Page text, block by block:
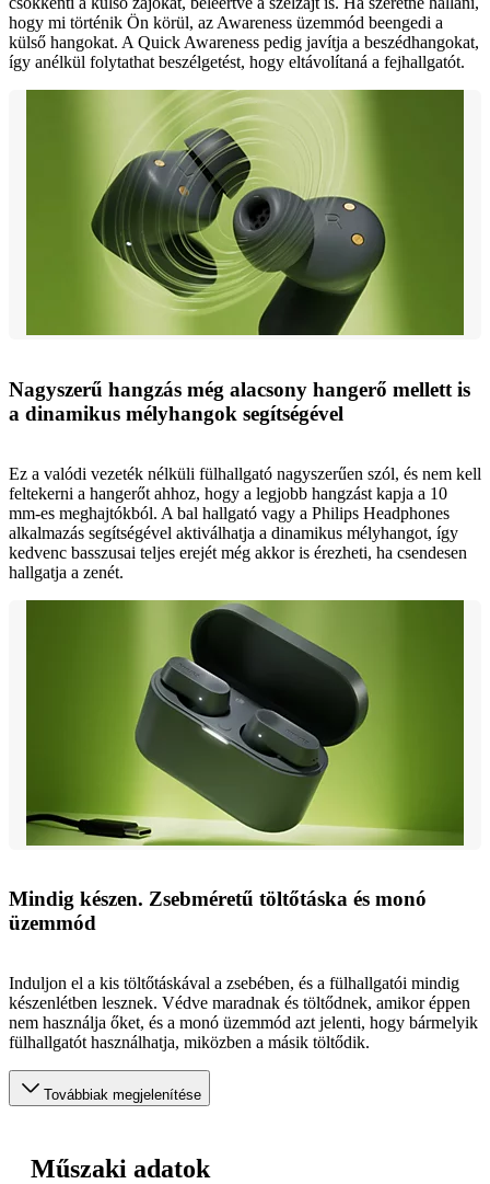
hogy mi történik Ön körül, az Awareness üzemmód beengedi a
külső hangokat. A Quick Awareness pedig javítja a beszédhangokat,
így anélkül folytathat beszélgetést, hogy eltávolítaná a fejhallgatót.
Nagyszerű hangzás még alacsony hangerő mellett is
a dinamikus mélyhangok segítségével
Ez a valódi vezeték nélküli fülhallgató nagyszerűen szól, és nem kell
feltekerni a hangerőt ahhoz, hogy a legjobb hangzást kapja a 10
mm-es meghajtókból. A bal hallgató vagy a Philips Headphones
alkalmazás segítségével aktiválhatja a dinamikus mélyhangot, így
kedvenc basszusai teljes erejét még akkor is érezheti, ha csendesen
hallgatja a zenét.
Mindig készen. Zsebméretű töltőtáska és monó
üzemmód
Induljon el a kis töltőtáskával a zsebében, és a fülhallgatói mindig
készenlétben lesznek. Védve maradnak és töltődnek, amikor éppen
nem használja őket, és a monó üzemmód azt jelenti, hogy bármelyik
fülhallgatót használhatja, miközben a másik töltődik.
Továbbiak megjelenítése
Műszaki adatok